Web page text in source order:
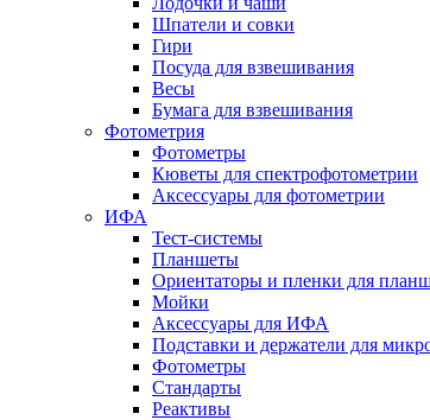
Шпатели и совки
Гири
Посуда для взвешивания
Весы
Бумага для взвешивания
Фотометрия
Фотометры
Кюветы для спектрофотометрии
Аксессуары для фотометрии
ИФА
Тест-системы
Планшеты
Ориентаторы и пленки для
Мойки
Аксессуары для ИФА
Подставки и держатели для
Фотометры
Стандарты
Реактивы